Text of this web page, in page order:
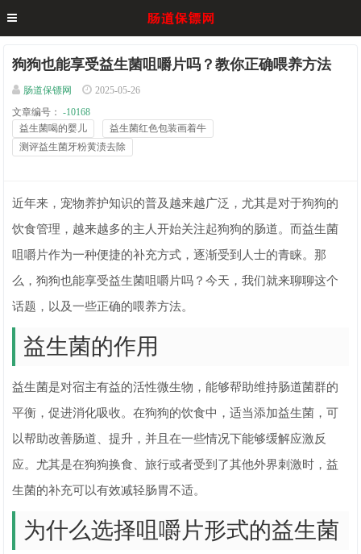
狗狗也能享受益生菌咀嚼片吗？教你正确喂养方法
肠道保镖网
2025-05-26
文章编号：
-10168
益生菌喝的婴儿
益生菌红色包装画着牛
测评益生菌牙粉黄渍去除
近年来，宠物养护知识的普及越来越广泛，尤其是对于狗狗的
饮食管理，越来越多的主人开始关注起狗狗的肠道。而益生菌
咀嚼片作为一种便捷的补充方式，逐渐受到人士的青睐。那
么，狗狗也能享受益生菌咀嚼片吗？今天，我们就来聊聊这个
话题，以及一些正确的喂养方法。
益生菌的作用
益生菌是对宿主有益的活性微生物，能够帮助维持肠道菌群的
平衡，促进消化吸收。在狗狗的饮食中，适当添加益生菌，可
以帮助改善肠道、提升，并且在一些情况下能够缓解应激反
应。尤其是在狗狗换食、旅行或者受到了其他外界刺激时，益
生菌的补充可以有效减轻肠胃不适。
为什么选择咀嚼片形式的益生菌